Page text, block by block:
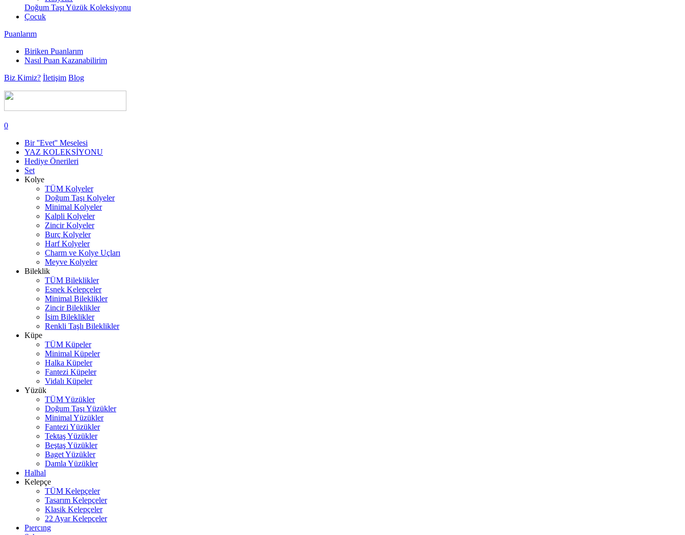
Doğum Taşı Yüzük Koleksiyonu
Çocuk
Puanlarım
Biriken Puanlarım
Nasıl Puan Kazanabilirim
Biz Kimiz? İletişim Blog
0
Bir ''Evet'' Meselesi
YAZ KOLEKSİYONU
Hediye Önerileri
Set
Kolye
TÜM Kolyeler
Doğum Taşı Kolyeler
Minimal Kolyeler
Kalpli Kolyeler
Zincir Kolyeler
Burç Kolyeler
Harf Kolyeler
Charm ve Kolye Uçları
Meyve Kolyeler
Bileklik
TÜM Bileklikler
Esnek Kelepçeler
Minimal Bileklikler
Zincir Bileklikler
İsim Bileklikler
Renkli Taşlı Bileklikler
Küpe
TÜM Küpeler
Minimal Küpeler
Halka Küpeler
Fantezi Küpeler
Vidalı Küpeler
Yüzük
TÜM Yüzükler
Doğum Taşı Yüzükler
Minimal Yüzükler
Fantezi Yüzükler
Tektaş Yüzükler
Beştaş Yüzükler
Baget Yüzükler
Damla Yüzükler
Halhal
Kelepçe
TÜM Kelepçeler
Tasarım Kelepçeler
Klasik Kelepçeler
22 Ayar Kelepçeler
Pıercıng